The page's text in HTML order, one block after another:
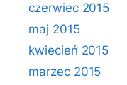
czerwiec 2015
maj 2015
kwiecień 2015
marzec 2015